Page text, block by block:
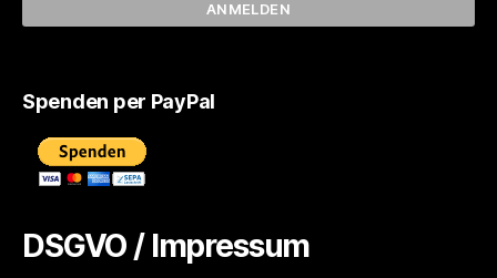
Spenden per PayPal
DSGVO / Impressum